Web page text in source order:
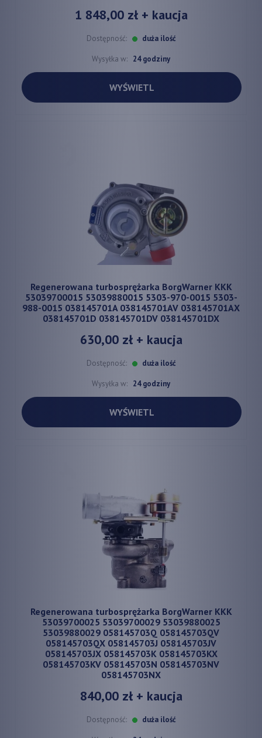
1 848,00 zł+ kaucja
Dostępność: duża ilość
Wysyłka w: 24 godziny
WYŚWIETL
Regenerowana turbosprężarka BorgWarner KKK
53039700015 53039880015 5303-970-0015 5303-
988-0015 038145701A 038145701AV 038145701AX
038145701D 038145701DV 038145701DX
630,00 zł+ kaucja
Dostępność: duża ilość
Wysyłka w: 24 godziny
WYŚWIETL
Regenerowana turbosprężarka BorgWarner KKK
53039700025 53039700029 53039880025
53039880029 058145703Q 058145703QV
058145703QX 058145703J 058145703JV
058145703JX 058145703K 058145703KX
058145703KV 058145703N 058145703NV
058145703NX
840,00 zł+ kaucja
Dostępność: duża ilość